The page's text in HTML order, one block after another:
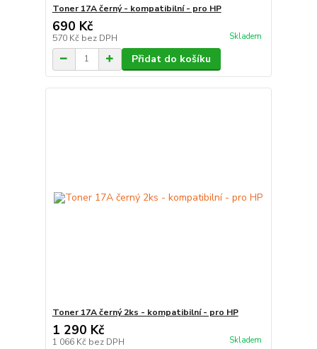
Toner 17A černý - kompatibilní - pro HP
690 Kč
570 Kč bez DPH Skladem
Přidat do košíku
Toner 17A černý 2ks - kompatibilní - pro HP
1 290 Kč
1 066 Kč bez DPH Skladem